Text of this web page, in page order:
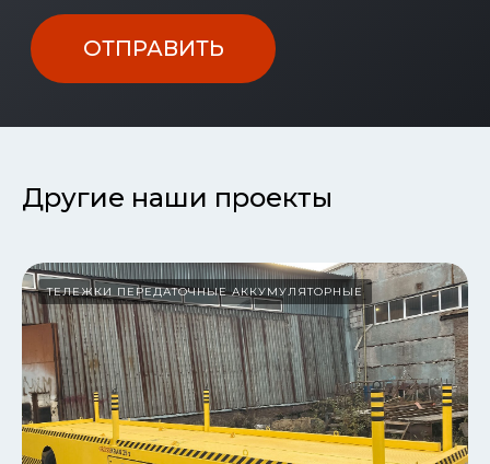
Другие наши проекты
ТЕЛЕЖКИ ПЕРЕДАТОЧНЫЕ АККУМУЛЯТОРНЫЕ